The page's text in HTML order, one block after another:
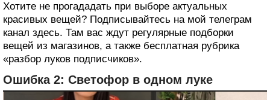
Хотите не прогададать при выборе актуальных
красивых вещей? Подписывайтесь на мой телеграм
канал здесь. Там вас ждут регулярные подборки
вещей из магазинов, а также бесплатная рубрика
«разбор луков подписчиков».
Ошибка 2: Светофор в одном луке